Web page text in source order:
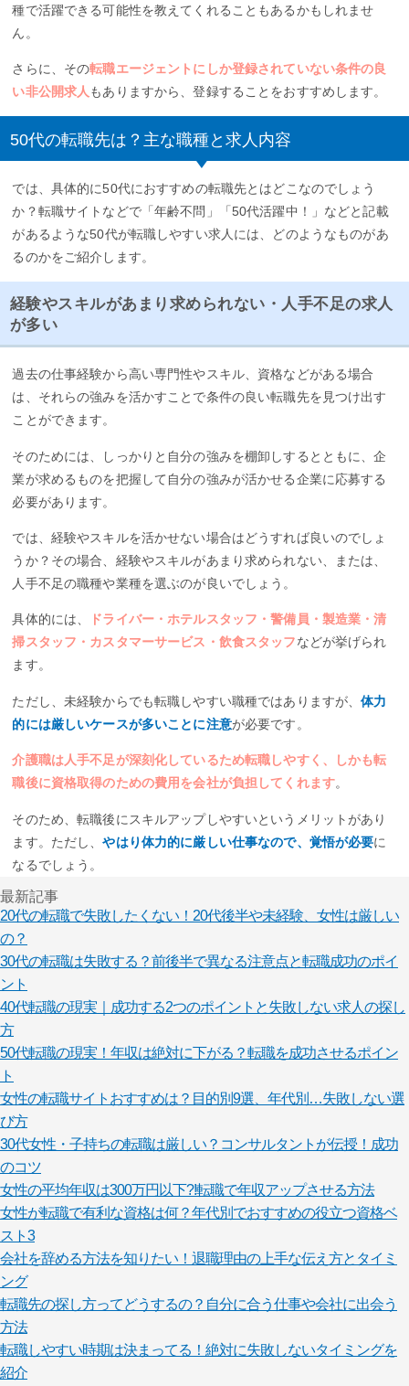
種で活躍できる可能性を教えてくれることもあるかもしれませ
ん。
さらに、その転職エージェントにしか登録されていない条件の良
い非公開求人 もありますから、登録することをおすすめします。
50代の転職先は？主な職種と求人内容
では、具体的に50代におすすめの転職先とはどこなのでしょう
か？転職サイトなどで「年齢不問」「50代活躍中！」などと記載
があるような50代が転職しやすい求人には、どのようなものがあ
るのかをご紹介します。
経験やスキルがあまり求められない・人手不足の求人
が多い
過去の仕事経験から高い専門性やスキル、資格などがある場合
は、それらの強みを活かすことで条件の良い転職先を見つけ出す
ことができます。
そのためには、しっかりと自分の強みを棚卸しするとともに、企
業が求めるものを把握して自分の強みが活かせる企業に応募する
必要があります。
では、経験やスキルを活かせない場合はどうすれば良いのでしょ
うか？その場合、経験やスキルがあまり求められない、または、
人手不足の職種や業種を選ぶのが良いでしょう。
具体的には、
ドライバー・ホテルスタッフ・警備員・製造業・清
掃スタッフ・カスタマーサービス・飲食スタッフなどが挙げられ
ます。
ただし、未経験からでも転職しやすい職種ではありますが、体力
的には厳しいケースが多いことに注意が必要です。
介護職は人手不足が深刻化しているため転職しやすく、しかも転
職後に資格取得のための費用を会社が負担してくれます。
そのため、転職後にスキルアップしやすいというメリットがあり
ます。ただし、やはり体力的に厳しい仕事なので、覚悟が必要に
なるでしょう。
最新記事
20代の転職で失敗したくない！20代後半や未経験、女性は厳しい
の？
30代の転職は失敗する？前後半で異なる注意点と転職成功のポイ
ント
40代転職の現実｜成功する2つのポイントと失敗しない求人の探し
方
50代転職の現実！年収は絶対に下がる？転職を成功させるポイン
ト
女性の転職サイトおすすめは？目的別9選、年代別…失敗しない選
び方
30代女性・子持ちの転職は厳しい？コンサルタントが伝授！成功
のコツ
女性の平均年収は300万円以下?!転職で年収アップさせる方法
女性が転職で有利な資格は何？年代別でおすすめの役立つ資格ベ
スト3
会社を辞める方法を知りたい！退職理由の上手な伝え方とタイミ
ング
転職先の探し方ってどうするの？自分に合う仕事や会社に出会う
方法
転職しやすい時期は決まってる！絶対に失敗しないタイミングを
紹介